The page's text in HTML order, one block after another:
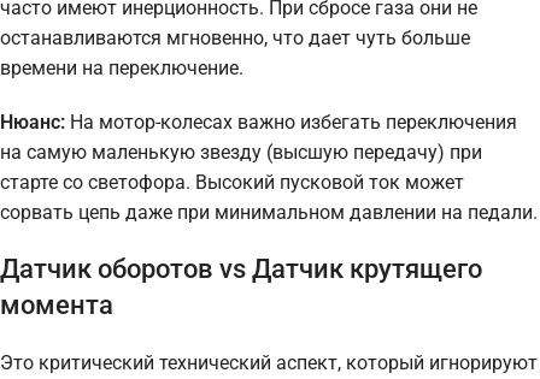
часто имеют инерционность. При сбросе газа они не
останавливаются мгновенно, что дает чуть больше
времени на переключение.
Нюанс: На мотор-колесах важно избегать переключения
на самую маленькую звезду (высшую передачу) при
старте со светофора. Высокий пусковой ток может
сорвать цепь даже при минимальном давлении на педали.
Датчик оборотов vs Датчик крутящего
момента
Это критический технический аспект, который игнорируют